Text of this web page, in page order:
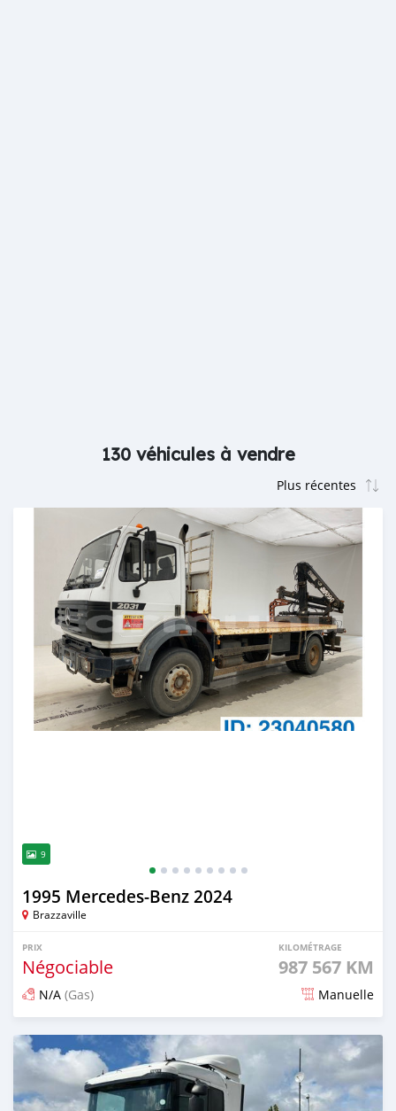
130 véhicules à vendre
9
1995 Mercedes‒Benz 2024
Brazzaville
PRIX
Négociable
KILOMÉTRAGE
987 567 KM
N/A (Gas) Manuelle
Publié il y a environ 2 ans